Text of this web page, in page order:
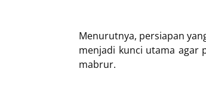
Menurutnya, persiapan
menjadi kunci utama agar
mabrur.